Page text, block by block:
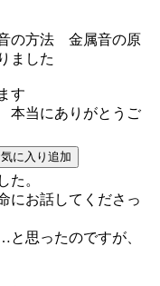
の方法 金属音の原
ました
す
本当にありがとうご
た。
にお話してくださっ
思ったのですが、